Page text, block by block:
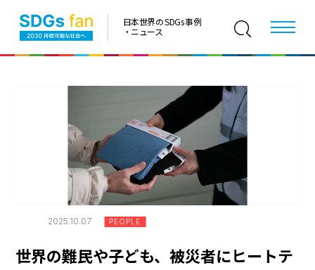
日本世界の SDGs 事例
・ニュース
2025.10.07 PEOPLE
世界の難民や子ども、被災者にヒートテ